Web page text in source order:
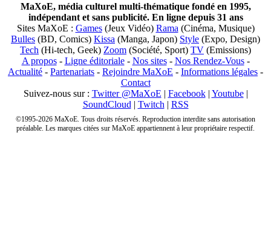
MaXoE, média culturel multi-thématique fondé en 1995,
indépendant et sans publicité. En ligne depuis 31 ans
Sites MaXoE : Games(Jeux Vidéo) Rama (Cinéma, Musique)
Bulles (BD, Comics) Kissa (Manga, Japon) Style (Expo, Design)
Tech (Hi-tech, Geek) Zoom (Société, Sport) TV (Emissions)
A propos- Ligne éditoriale- Nos sites- Nos Rendez-Vous-
Actualité - Partenariats - Rejoindre MaXoE - Informations légales -
Contact
Suivez-nous sur : Twitter @MaXoE | Facebook| Youtube|
SoundCloud | Twitch | RSS
©1995-2026 MaXoE. Tous droits réservés. Reproduction interdite sans autorisation
préalable. Les marques citées sur MaXoE appartiennent à leur propriétaire respectif.